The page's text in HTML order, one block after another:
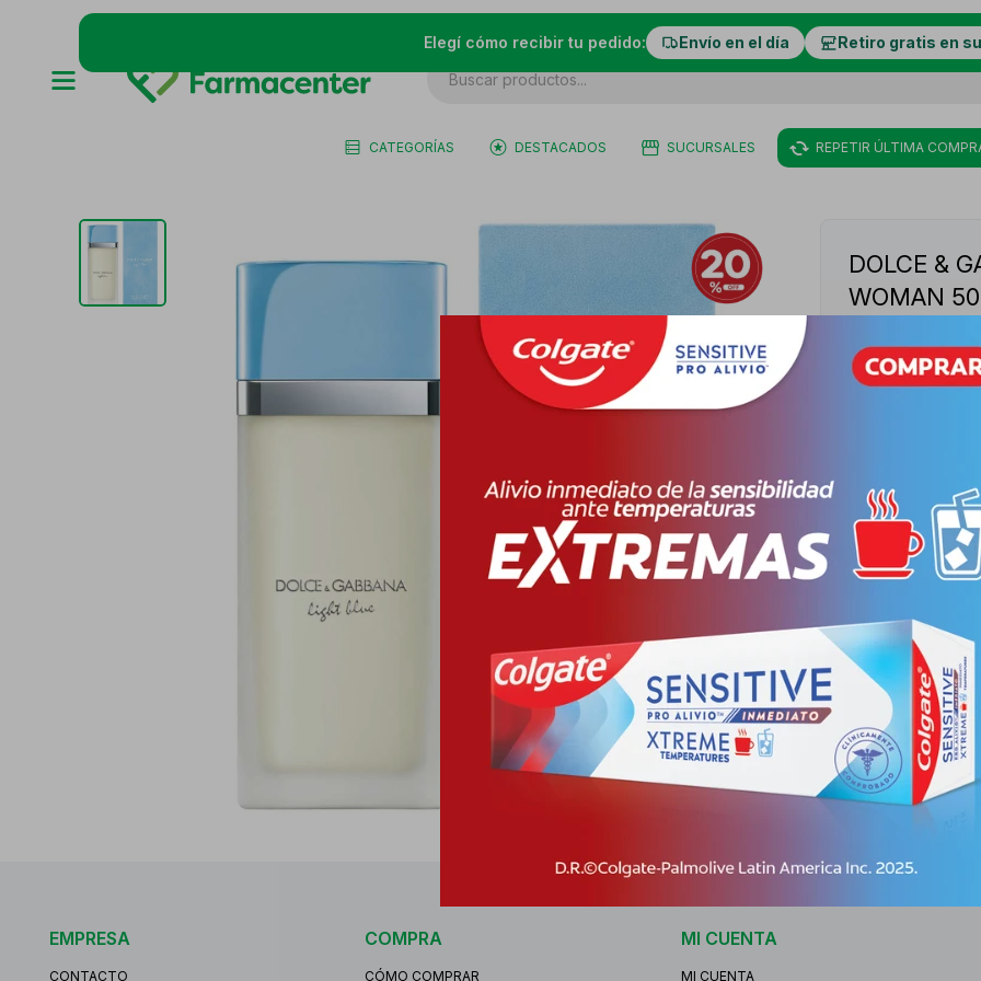
Elegí cómo recibir tu pedido: Envío en el día Retiro gratis en
CATEGORÍAS DESTACADOS SUCURSALES REPETIR ÚLTIMA
DOLCE &
WOMAN
10029992-
PYG 1.038.806
Envíos
Cambios y
Medios de pago
Características
Receta Venta libre
EMPRESA
CONTACTO
COMPRA
CÓMO COMPRAR
MI CUENTA
MI CUENTA